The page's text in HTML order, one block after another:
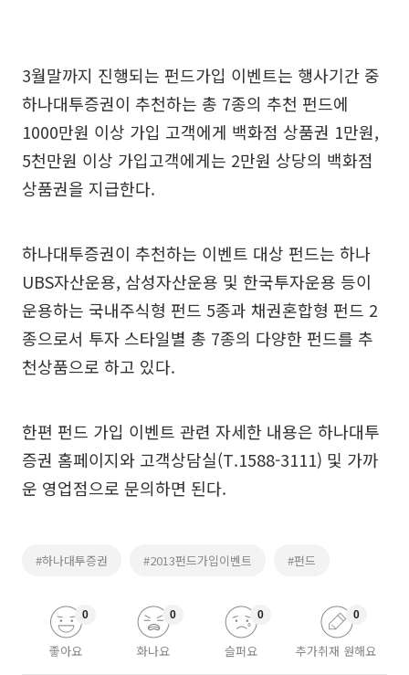
3월말까지 진행되는 펀드가입 이벤트는 행사기간 중
하나대투증권이 추천하는 총 7종의 추천 펀드에
1000만원 이상 가입 고객에게 백화점 상품권 1만원,
5천만원 이상 가입고객에게는 2만원 상당의 백화점
상품권을 지급한다.
하나대투증권이 추천하는 이벤트 대상 펀드는 하나
UBS자산운용, 삼성자산운용 및 한국투자운용 등이
운용하는 국내주식형 펀드 5종과 채권혼합형 펀드 2
종으로서 투자 스타일별 총 7종의 다양한 펀드를 추
천상품으로 하고 있다.
한편 펀드 가입 이벤트 관련 자세한 내용은 하나대투
증권 홈페이지와 고객상담실(T.1588-3111) 및 가까
운 영업점으로 문의하면 된다.
#하나대투증권 #2013펀드가입이벤트 #펀드
좋아요
0
화나요
0
슬퍼요
0
추가취재 원해요
0